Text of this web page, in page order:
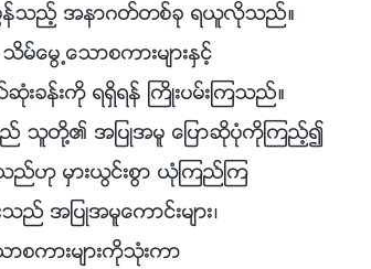
ြန္သည့္ အနာဂတ္တစ္ခု ရယူလိုသည္။
ေမြ႕ေသာစကားမ်ားႏွင့္
းခန္းကို ရရွိရန္ ႀကိဳးပမ္းၾကသည္။
သူတို႔၏ အျပဳအမူ ေျပာဆိုပုံကိုၾကည့္၍
ည္ဟု မွားယြင္းစြာ ယုံၾကည္ၾက
ည္ အျပဳအမူေကာင္းမ်ား၊
စကားမ်ားကိုသုံးကာ